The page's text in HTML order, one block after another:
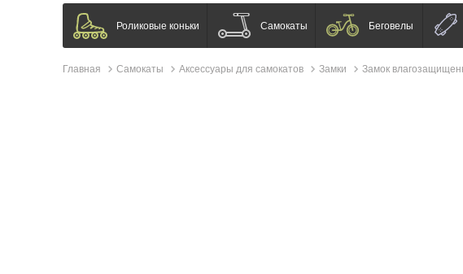
Роликовые коньки Самокаты Беговелы
Главная Самокаты Аксессуары для самокатов Замки Замок